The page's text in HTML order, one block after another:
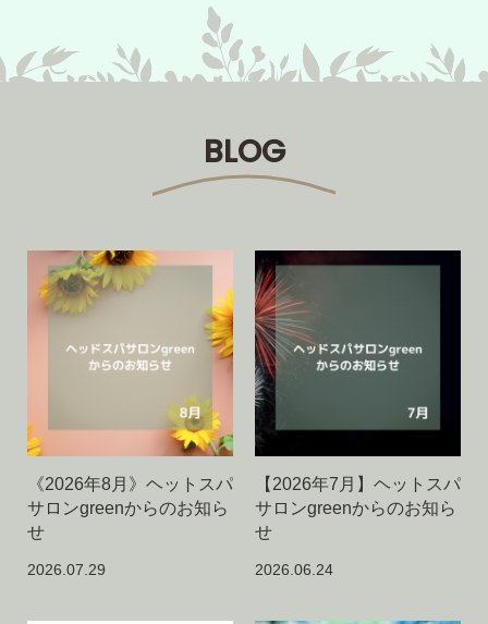
BLOG
《2026年8月》ヘットスパ
サロンgreenからのお知ら
せ
2026.07.29
【2026年7月】ヘットスパ
サロンgreenからのお知ら
せ
2026.06.24